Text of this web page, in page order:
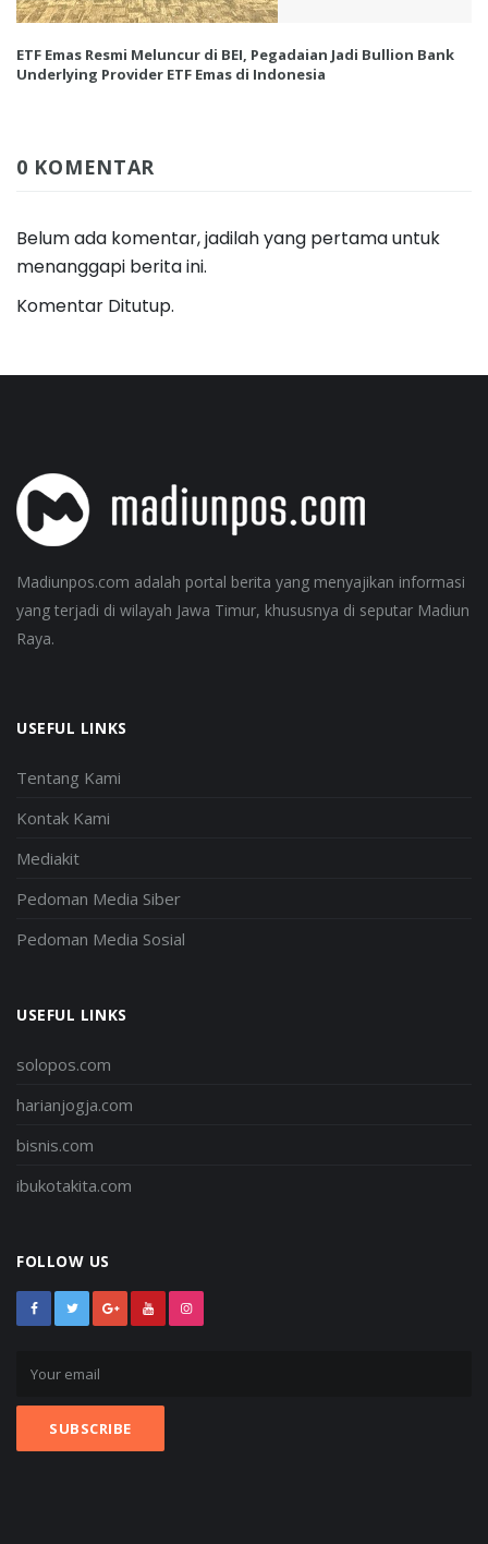
ETF Emas Resmi Meluncur di BEI, Pegadaian Jadi Bullion Bank
Underlying Provider ETF Emas di Indonesia
0 KOMENTAR
Belum ada komentar, jadilah yang pertama untuk
menanggapi berita ini.
Komentar Ditutup.
Madiunpos.com adalah portal berita yang menyajikan informasi
yang terjadi di wilayah Jawa Timur, khususnya di seputar Madiun
Raya.
USEFUL LINKS
Tentang Kami
Kontak Kami
Mediakit
Pedoman Media Siber
Pedoman Media Sosial
USEFUL LINKS
solopos.com
harianjogja.com
bisnis.com
ibukotakita.com
FOLLOW US